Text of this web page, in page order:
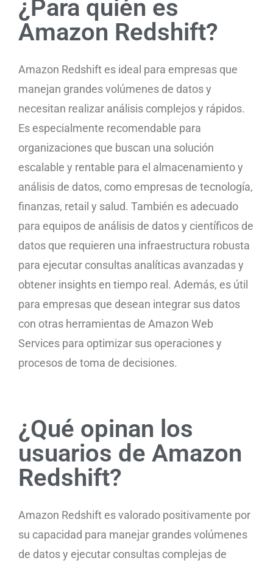
¿Para quién es
Amazon Redshift?
Amazon Redshift es ideal para empresas que
manejan grandes volúmenes de datos y
necesitan realizar análisis complejos y rápidos.
Es especialmente recomendable para
organizaciones que buscan una solución
escalable y rentable para el almacenamiento y
análisis de datos, como empresas de tecnología,
finanzas, retail y salud. También es adecuado
para equipos de análisis de datos y científicos de
datos que requieren una infraestructura robusta
para ejecutar consultas analíticas avanzadas y
obtener insights en tiempo real. Además, es útil
para empresas que desean integrar sus datos
con otras herramientas de Amazon Web
Services para optimizar sus operaciones y
procesos de toma de decisiones.
¿Qué opinan los
usuarios de Amazon
Redshift?
Amazon Redshift es valorado positivamente por
su capacidad para manejar grandes volúmenes
de datos y ejecutar consultas complejas de